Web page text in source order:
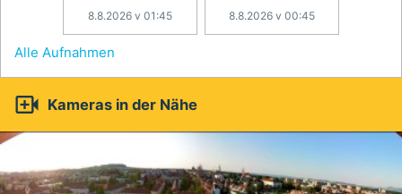
8.8.2026 v 01:45 8.8.2026 v 00:45
Alle Aufnahmen
 Kameras in der Nähe